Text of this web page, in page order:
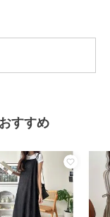
ットまで、
ある着こなしもおす
カーやスポーツサン
すすめ